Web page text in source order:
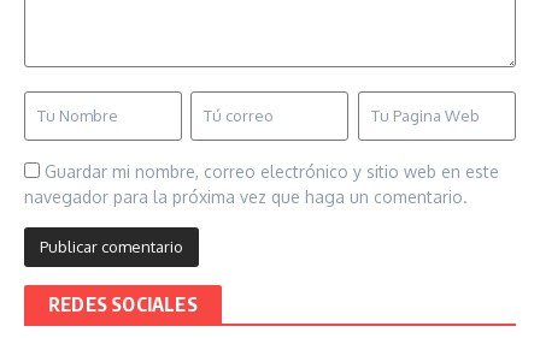
Guardar mi nombre, correo electrónico y sitio web en este
navegador para la próxima vez que haga un comentario.
REDES SOCIALES